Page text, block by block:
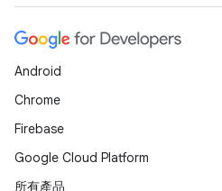
Android
Chrome
Firebase
Google Cloud Platform
所有產品